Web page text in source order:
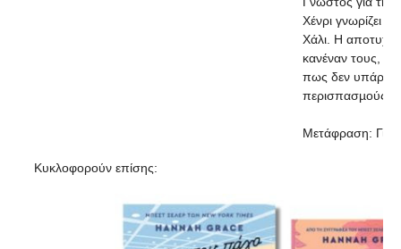
Χένρι γνωρίζει
Χάλι. Η αποτυχία
κανέναν τους,
πως δεν
περισπασµούς…
Μετάφραση:
Κυκλοφορούν επίσης: